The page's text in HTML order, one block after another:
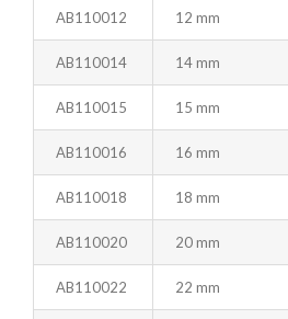
AB110012 12 mm
AB110014 14 mm
AB110015 15 mm
AB110016 16 mm
AB110018 18 mm
AB110020 20 mm
AB110022 22 mm